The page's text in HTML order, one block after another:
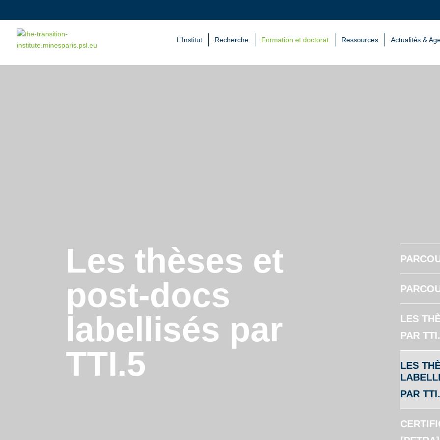
L’Institut Recherche Formation et doctorat Ressources Actualités &
Les thèses et
post-docs
labellisés par
TTI.5
LES
PAR
LES TH
PAR